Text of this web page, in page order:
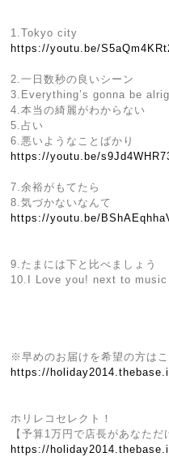
1.Tokyo city
https://youtu.be/
2.一日数秒の良いシーン
3.Everything’s gonna be
4.本当の綺麗がわからない
5.占い
6.悪いようなことばかり
https://youtu.be/
7.余裕がもてたら
8.気づかないなんて
https://youtu.be/
9.たまには下と比べましょう
10.I Love you! next to music
※早めのお届けを希望の方は
https://
ホリレコセレクト！
【予算1万円で店長があなた
https://